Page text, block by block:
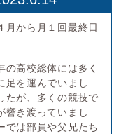
月から月１回最終日
高校総体には多く
足を運んでいまし
たが、多くの競技で
響き渡っていまし
では部員や父兄たち